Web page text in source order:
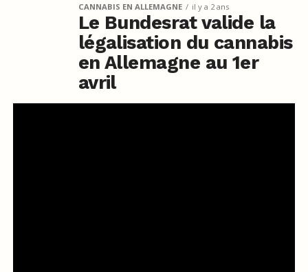
CANNABIS EN ALLEMAGNE il y a 2 ans
Le Bundesrat valide la
légalisation du cannabis
en Allemagne au 1er
avril